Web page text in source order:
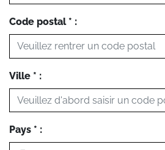
Code postal * :
Ville * :
Pays * :